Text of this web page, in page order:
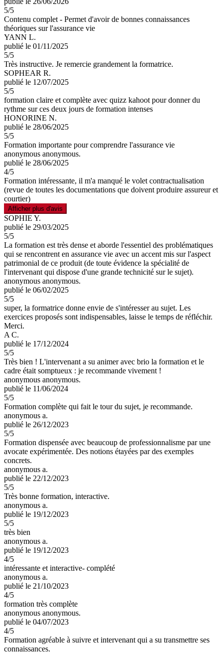
5/5
Contenu complet - Permet d'avoir de bonnes connaissances
théoriques sur l'assurance vie
YANN L.
publié le 01/11/2025
5/5
Très instructive. Je remercie grandement la formatrice.
SOPHEAR R.
publié le 12/07/2025
5/5
formation claire et complète avec quizz kahoot pour donner du
rythme sur ces deux jours de formation intenses
HONORINE N.
publié le 28/06/2025
5/5
Formation importante pour comprendre l'assurance vie
anonymous anonymous.
publié le 28/06/2025
4/5
Formation intéressante, il m'a manqué le volet contractualisation
(revue de toutes les documentations que doivent produire assureur et
courtier)
Afficher plus d'avis
SOPHIE Y.
publié le 29/03/2025
5/5
La formation est très dense et aborde l'essentiel des problématiques
qui se rencontrent en assurance vie avec un accent mis sur l'aspect
patrimonial de ce produit (de toute évidence la spécialité de
l'intervenant qui dispose d'une grande technicité sur le sujet).
anonymous anonymous.
publié le 06/02/2025
5/5
super, la formatrice donne envie de s'intéresser au sujet. Les
exercices proposés sont indispensables, laisse le temps de réfléchir.
Merci.
A C.
publié le 17/12/2024
5/5
Très bien ! L'intervenant a su animer avec brio la formation et le
cadre était somptueux : je recommande vivement !
anonymous anonymous.
publié le 11/06/2024
5/5
Formation complète qui fait le tour du sujet, je recommande.
anonymous a.
publié le 26/12/2023
5/5
Formation dispensée avec beaucoup de professionnalisme par une
avocate expérimentée. Des notions étayées par des exemples
concrets.
anonymous a.
publié le 22/12/2023
5/5
Très bonne formation, interactive.
anonymous a.
publié le 19/12/2023
5/5
très bien
anonymous a.
publié le 19/12/2023
4/5
intéressante et interactive- complété
anonymous a.
publié le 21/10/2023
4/5
formation très complète
anonymous anonymous.
publié le 04/07/2023
4/5
Formation agréable à suivre et intervenant qui a su transmettre ses
connaissances.